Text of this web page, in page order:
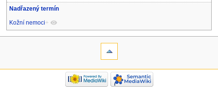
Nadřazený termín
Kožní nemoci+